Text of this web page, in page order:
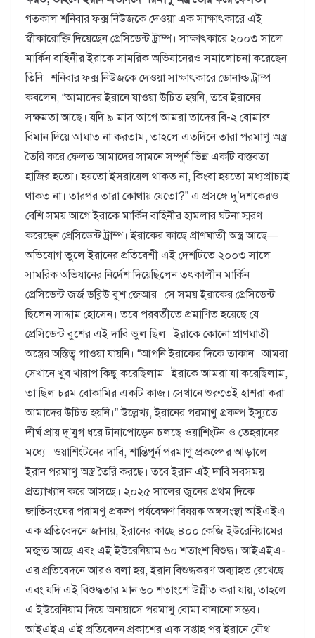
গতকাল শনিবার ফক্স নিউজকে দেওয়া এক সাক্ষাৎকারে এই
স্বীকারোক্তি দিয়েছেন প্রেসিডেন্ট ট্রাম্প। সাক্ষাৎকারে ২০০৩ সালে
মার্কিন বাহিনীর ইরাকে সামরিক অভিযানেরও সমালোচনা করেছেন
তিনি। শনিবার ফক্স নিউজকে দেওয়া সাক্ষাৎকারে ডোনাল্ড ট্রাম্প
কবলেন, “আমাদের ইরানে যাওয়া উচিত হয়নি, তবে ইরানের
সক্ষমতা আছে। যদি ৯ মাস আগে আমরা তাদের বি-২ বোমারু
বিমান দিয়ে আঘাত না করতাম, তাহলে এতদিনে তারা পরমাণু অস্ত্র
তৈরি করে ফেলত আমাদের সামনে সম্পূর্ন ভিন্ন একটি বাস্তবতা
হাজির হতো। হয়তো ইসরায়েল থাকত না, কিংবা হয়তো মধ্যপ্রাচ্যই
থাকত না। তারপর তারা কোথায় যেতো?” এ প্রসঙ্গে দু’দশকেরও
বেশি সময় আগে ইরাকে মার্কিন বাহিনীর হামলার ঘটনা স্মরণ
করেছেন প্রেসিডেন্ট ট্রাম্প। ইরাকের কাছে প্রাণঘাতী অস্ত্র আছে—
অভিযোগ তুলে ইরানের প্রতিবেশী এই দেশটিতে ২০০৩ সালে
সামরিক অভিযানের নির্দেশ দিয়েছিলেন তৎকালীন মার্কিন
প্রেসিডেন্ট জর্জ ডব্লিউ বুশ জেআর। সে সময় ইরাকের প্রেসিডেন্ট
ছিলেন সাদ্দাম হোসেন। তবে পরবর্তীতে প্রমাণিত হয়েছে যে
প্রেসিডেন্ট বুশের এই দাবি ভুল ছিল। ইরাকে কোনো প্রাণঘাতী
অস্ত্রের অস্তিত্ব পাওয়া যায়নি। “আপনি ইরাকের দিকে তাকান। আমরা
সেখানে খুব খারাপ কিছু করেছিলাম। ইরাকে আমরা যা করেছিলাম,
তা ছিল চরম বোকামির একটি কাজ। সেখানে শুরুতেই হাশরা করা
আমাদের উচিত হয়নি।” উল্লেখ্য, ইরানের পরমাণু প্রকল্প ইস্যুতে
দীর্ঘ প্রায় দু’যুগ ধরে টানাপোড়েন চলছে ওয়াশিংটন ও তেহরানের
মধ্যে। ওয়াশিংটনের দাবি, শান্তিপূর্ন পরমাণু প্রকল্পের আড়ালে
ইরান পরমাণু অস্ত্র তৈরি করছে। তবে ইরান এই দাবি সবসময়
প্রত্যাখ্যান করে আসছে। ২০২৫ সালের জুনের প্রথম দিকে
জাতিসংঘের পরামণু প্রকল্প পর্যবেক্ষণ বিষয়ক অঙ্গসংস্থা আইএইএ
এক প্রতিবেদনে জানায়, ইরানের কাছে ৪০০ কেজি ইউরেনিয়ামের
মজুত আছে এবং এই ইউরেনিয়াম ৬০ শতাংশ বিশুদ্ধ। আইএইএ-
এর প্রতিবেদনে আরও বলা হয়, ইরান বিশুদ্ধকরণ অব্যাহত রেখেছে
এবং যদি এই বিশুদ্ধতার মান ৬০ শতাংশে উন্নীত করা যায়, তাহলে
এ ইউরেনিয়াম দিয়ে অনায়াসে পরমাণু বোমা বানানো সম্ভব।
আইএইএ এই প্রতিবেদন প্রকাশের এক সপ্তাহ পর ইরানে যৌথ